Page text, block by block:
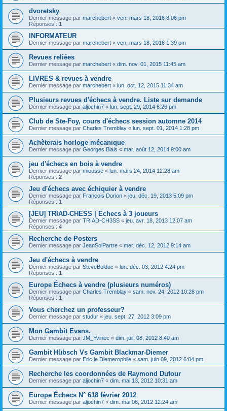
dvoretsky
Dernier message par marchebert « ven. mars 18, 2016 8:06 pm
Réponses : 1
INFORMATEUR
Dernier message par marchebert « ven. mars 18, 2016 1:39 pm
Revues reliées
Dernier message par marchebert « dim. nov. 01, 2015 11:45 am
LIVRES & revues à vendre
Dernier message par marchebert « lun. oct. 12, 2015 11:34 am
Plusieurs revues d'échecs à vendre. Liste sur demande
Dernier message par aljochin7 « lun. sept. 29, 2014 6:26 pm
Club de Ste-Foy, cours d'échecs session automne 2014
Dernier message par Charles Tremblay « lun. sept. 01, 2014 1:28 pm
Achèterais horloge mécanique
Dernier message par Georges Blais « mar. août 12, 2014 9:00 am
jeu d'échecs en bois à vendre
Dernier message par miousse « lun. mars 24, 2014 12:28 am
Réponses : 2
Jeu d'échecs avec échiquier à vendre
Dernier message par François Dorion « jeu. déc. 19, 2013 5:09 pm
Réponses : 1
[JEU] TRIAD-CHESS | Echecs à 3 joueurs
Dernier message par TRIAD-CH3SS « jeu. avr. 18, 2013 12:07 am
Réponses : 4
Recherche de Posters
Dernier message par JeanSolPartre « mer. déc. 12, 2012 9:14 am
Jeu d'échecs à vendre
Dernier message par SteveBolduc « lun. déc. 03, 2012 4:24 pm
Réponses : 1
Europe Échecs à vendre (plusieurs numéros)
Dernier message par Charles Tremblay « sam. nov. 24, 2012 10:28 pm
Réponses : 1
Vous cherchez un professeur?
Dernier message par studur « jeu. sept. 27, 2012 3:09 pm
Mon Gambit Evans.
Dernier message par JM_Yvinec « dim. juil. 08, 2012 8:40 am
Gambit Hübsch Vs Gambit Blackmar-Diemer
Dernier message par Eric le Diemerophile « sam. juin 09, 2012 6:04 pm
Recherche les coordonnées de Raymond Dufour
Dernier message par aljochin7 « dim. mai 13, 2012 10:31 am
Europe Échecs N° 618 février 2012
Dernier message par aljochin7 « dim. mai 06, 2012 12:24 am